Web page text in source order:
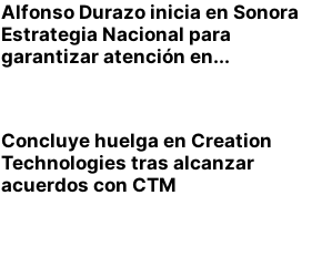
Alfonso Durazo inicia en Sonora
Estrategia Nacional para
garantizar atención en...
Concluye huelga en Creation
Technologies tras alcanzar
acuerdos con CTM